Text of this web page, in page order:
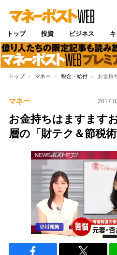
トップ 投資 ビジネス
トップ マネー 税金・給付 お金持
マネー
お金持ちはますます
層の「財テク＆節税